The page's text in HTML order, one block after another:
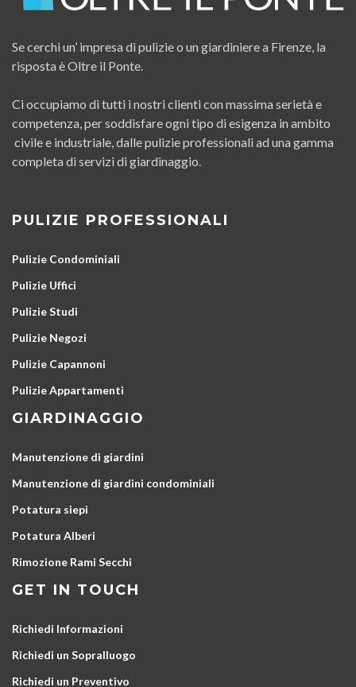
Se cerchi un’ impresa di pulizie o un giardiniere a Firenze, la
risposta è Oltre il Ponte.
Ci occupiamo di tutti i nostri clienti con massima serietà e
competenza, per soddisfare ogni tipo di esigenza in ambito
civile e industriale, dalle pulizie professionali ad una gamma
completa di servizi di giardinaggio.
PULIZIE PROFESSIONALI
Pulizie Condominiali
Pulizie Uffici
Pulizie Studi
Pulizie Negozi
Pulizie Capannoni
Pulizie Appartamenti
GIARDINAGGIO
Manutenzione di giardini
Manutenzione di giardini condominiali
Potatura siepi
Potatura Alberi
Rimozione Rami Secchi
GET IN TOUCH
Richiedi Informazioni
Richiedi un Sopralluogo
Richiedi un Preventivo